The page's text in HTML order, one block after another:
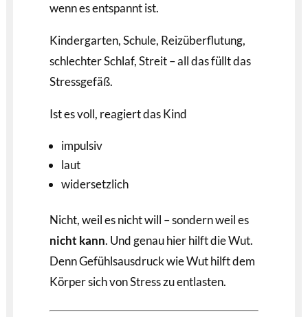
wenn es entspannt ist.
Kindergarten, Schule, Reizüberflutung,
schlechter Schlaf, Streit – all das füllt das
Stressgefäß.
Ist es voll, reagiert das Kind
impulsiv
laut
widersetzlich
Nicht, weil es nicht will – sondern weil es
nicht kann. Und genau hier hilft die Wut.
Denn Gefühlsausdruck wie Wut hilft dem
Körper sich von Stress zu entlasten.